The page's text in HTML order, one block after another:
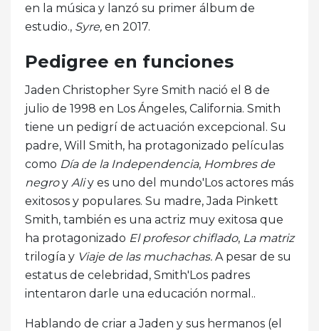
en la música y lanzó su primer álbum de
estudio., Syre, en 2017.
Pedigree en funciones
Jaden Christopher Syre Smith nació el 8 de
julio de 1998 en Los Ángeles, California. Smith
tiene un pedigrí de actuación excepcional. Su
padre, Will Smith, ha protagonizado películas
como Día de la Independencia, Hombres de
negroy Aliy es uno del mundo'Los actores más
exitosos y populares. Su madre, Jada Pinkett
Smith, también es una actriz muy exitosa que
ha protagonizado El profesor chiflado, La matriz
trilogía y Viaje de las muchachas. A pesar de su
estatus de celebridad, Smith'Los padres
intentaron darle una educación normal..
Hablando de criar a Jaden y sus hermanos (el